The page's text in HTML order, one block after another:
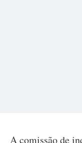
A comissão de